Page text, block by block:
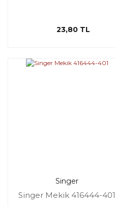
23,80 TL
Singer
Singer Mekik 416444-401